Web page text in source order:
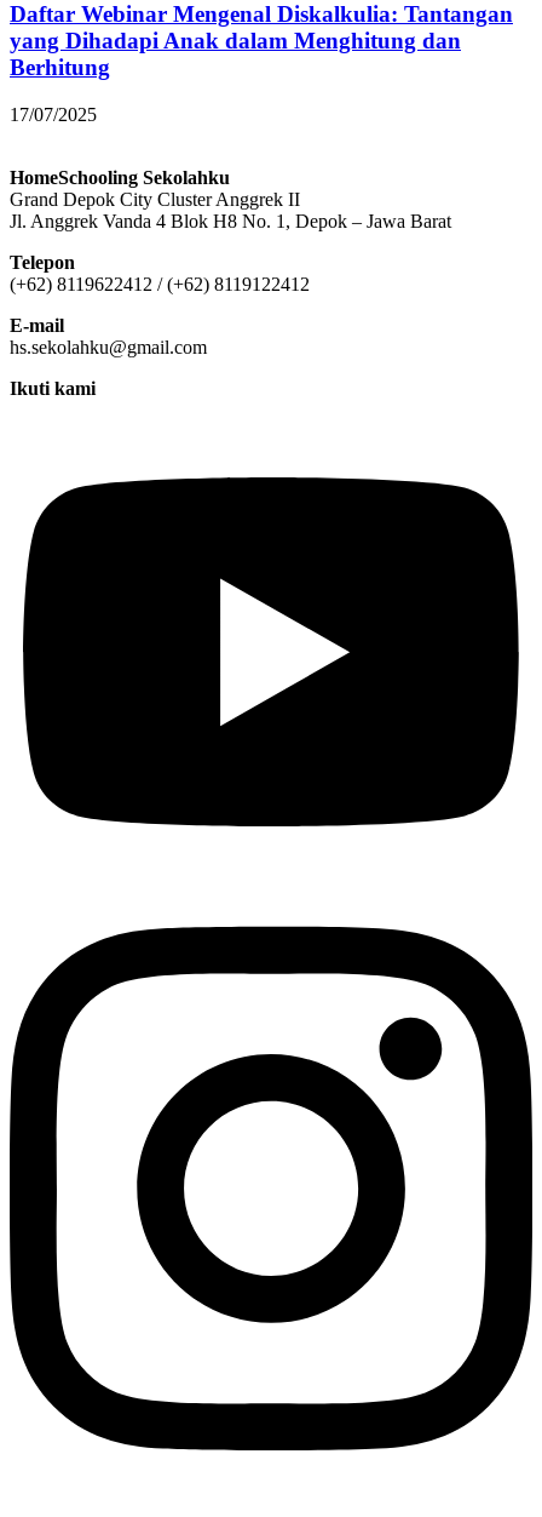
Daftar Webinar Mengenal Diskalkulia: Tantangan
yang Dihadapi Anak dalam Menghitung dan
Berhitung
17/07/2025
HomeSchooling Sekolahku
Grand Depok City Cluster Anggrek II
Jl. Anggrek Vanda 4 Blok H8 No. 1, Depok – Jawa Barat
Telepon
(+62) 8119622412 / (+62) 8119122412
E-mail
hs.sekolahku@gmail.com
Ikuti kami